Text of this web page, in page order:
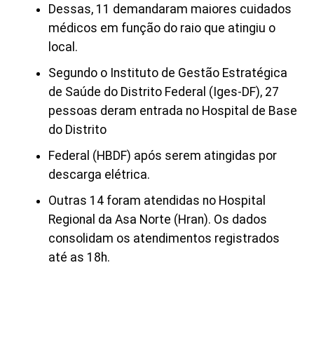
Dessas, 11 demandaram maiores cuidados
médicos em função do raio que atingiu o
local.
Segundo o Instituto de Gestão Estratégica
de Saúde do Distrito Federal (Iges-DF), 27
pessoas deram entrada no Hospital de Base
do Distrito
Federal (HBDF) após serem atingidas por
descarga elétrica.
Outras 14 foram atendidas no Hospital
Regional da Asa Norte (Hran). Os dados
consolidam os atendimentos registrados
até as 18h.